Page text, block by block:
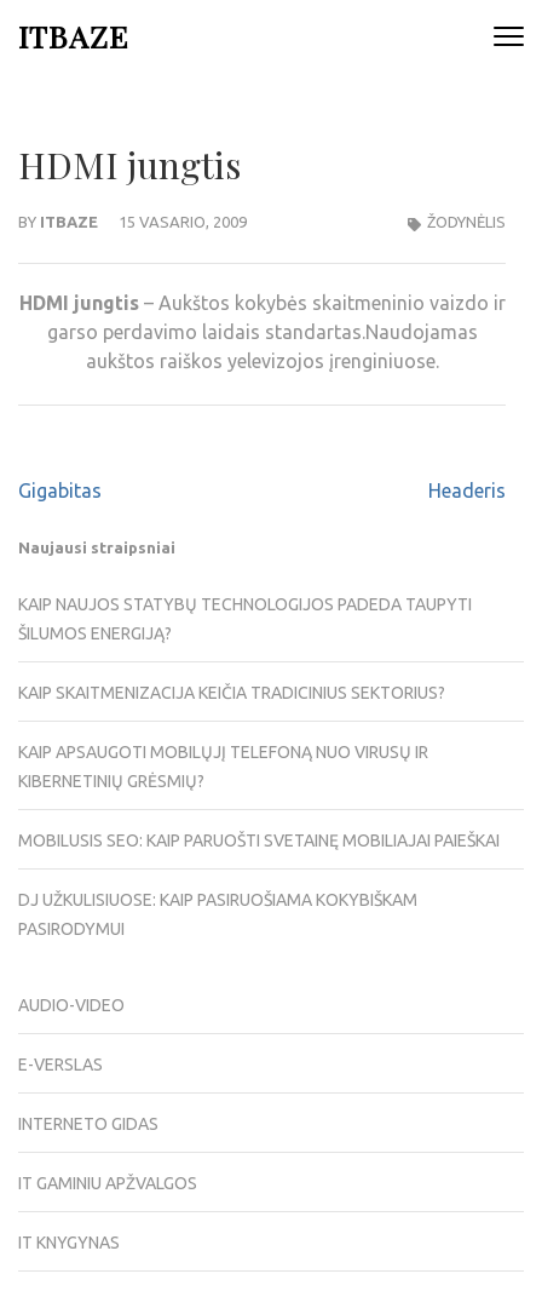
ITBAZE
HDMI jungtis
BY ITBAZE 15 VASARIO, 2009 ŽODYNĖLIS
HDMI jungtis– Aukštos kokybės skaitmeninio vaizdo ir
garso perdavimo laidais standartas.Naudojamas
aukštos raiškos yelevizojos įrenginiuose.
Gigabitas Headeris
Naujausi straipsniai
KAIP NAUJOS STATYBŲ TECHNOLOGIJOS PADEDA TAUPYTI
ŠILUMOS ENERGIJĄ?
KAIP SKAITMENIZACIJA KEIČIA TRADICINIUS SEKTORIUS?
KAIP APSAUGOTI MOBILŲJĮ TELEFONĄ NUO VIRUSŲ IR
KIBERNETINIŲ GRĖSMIŲ?
MOBILUSIS SEO: KAIP PARUOŠTI SVETAINĘ MOBILIAJAI PAIEŠKAI
DJ UŽKULISIUOSE: KAIP PASIRUOŠIAMA KOKYBIŠKAM
PASIRODYMUI
AUDIO-VIDEO
E-VERSLAS
INTERNETO GIDAS
IT GAMINIU APŽVALGOS
IT KNYGYNAS